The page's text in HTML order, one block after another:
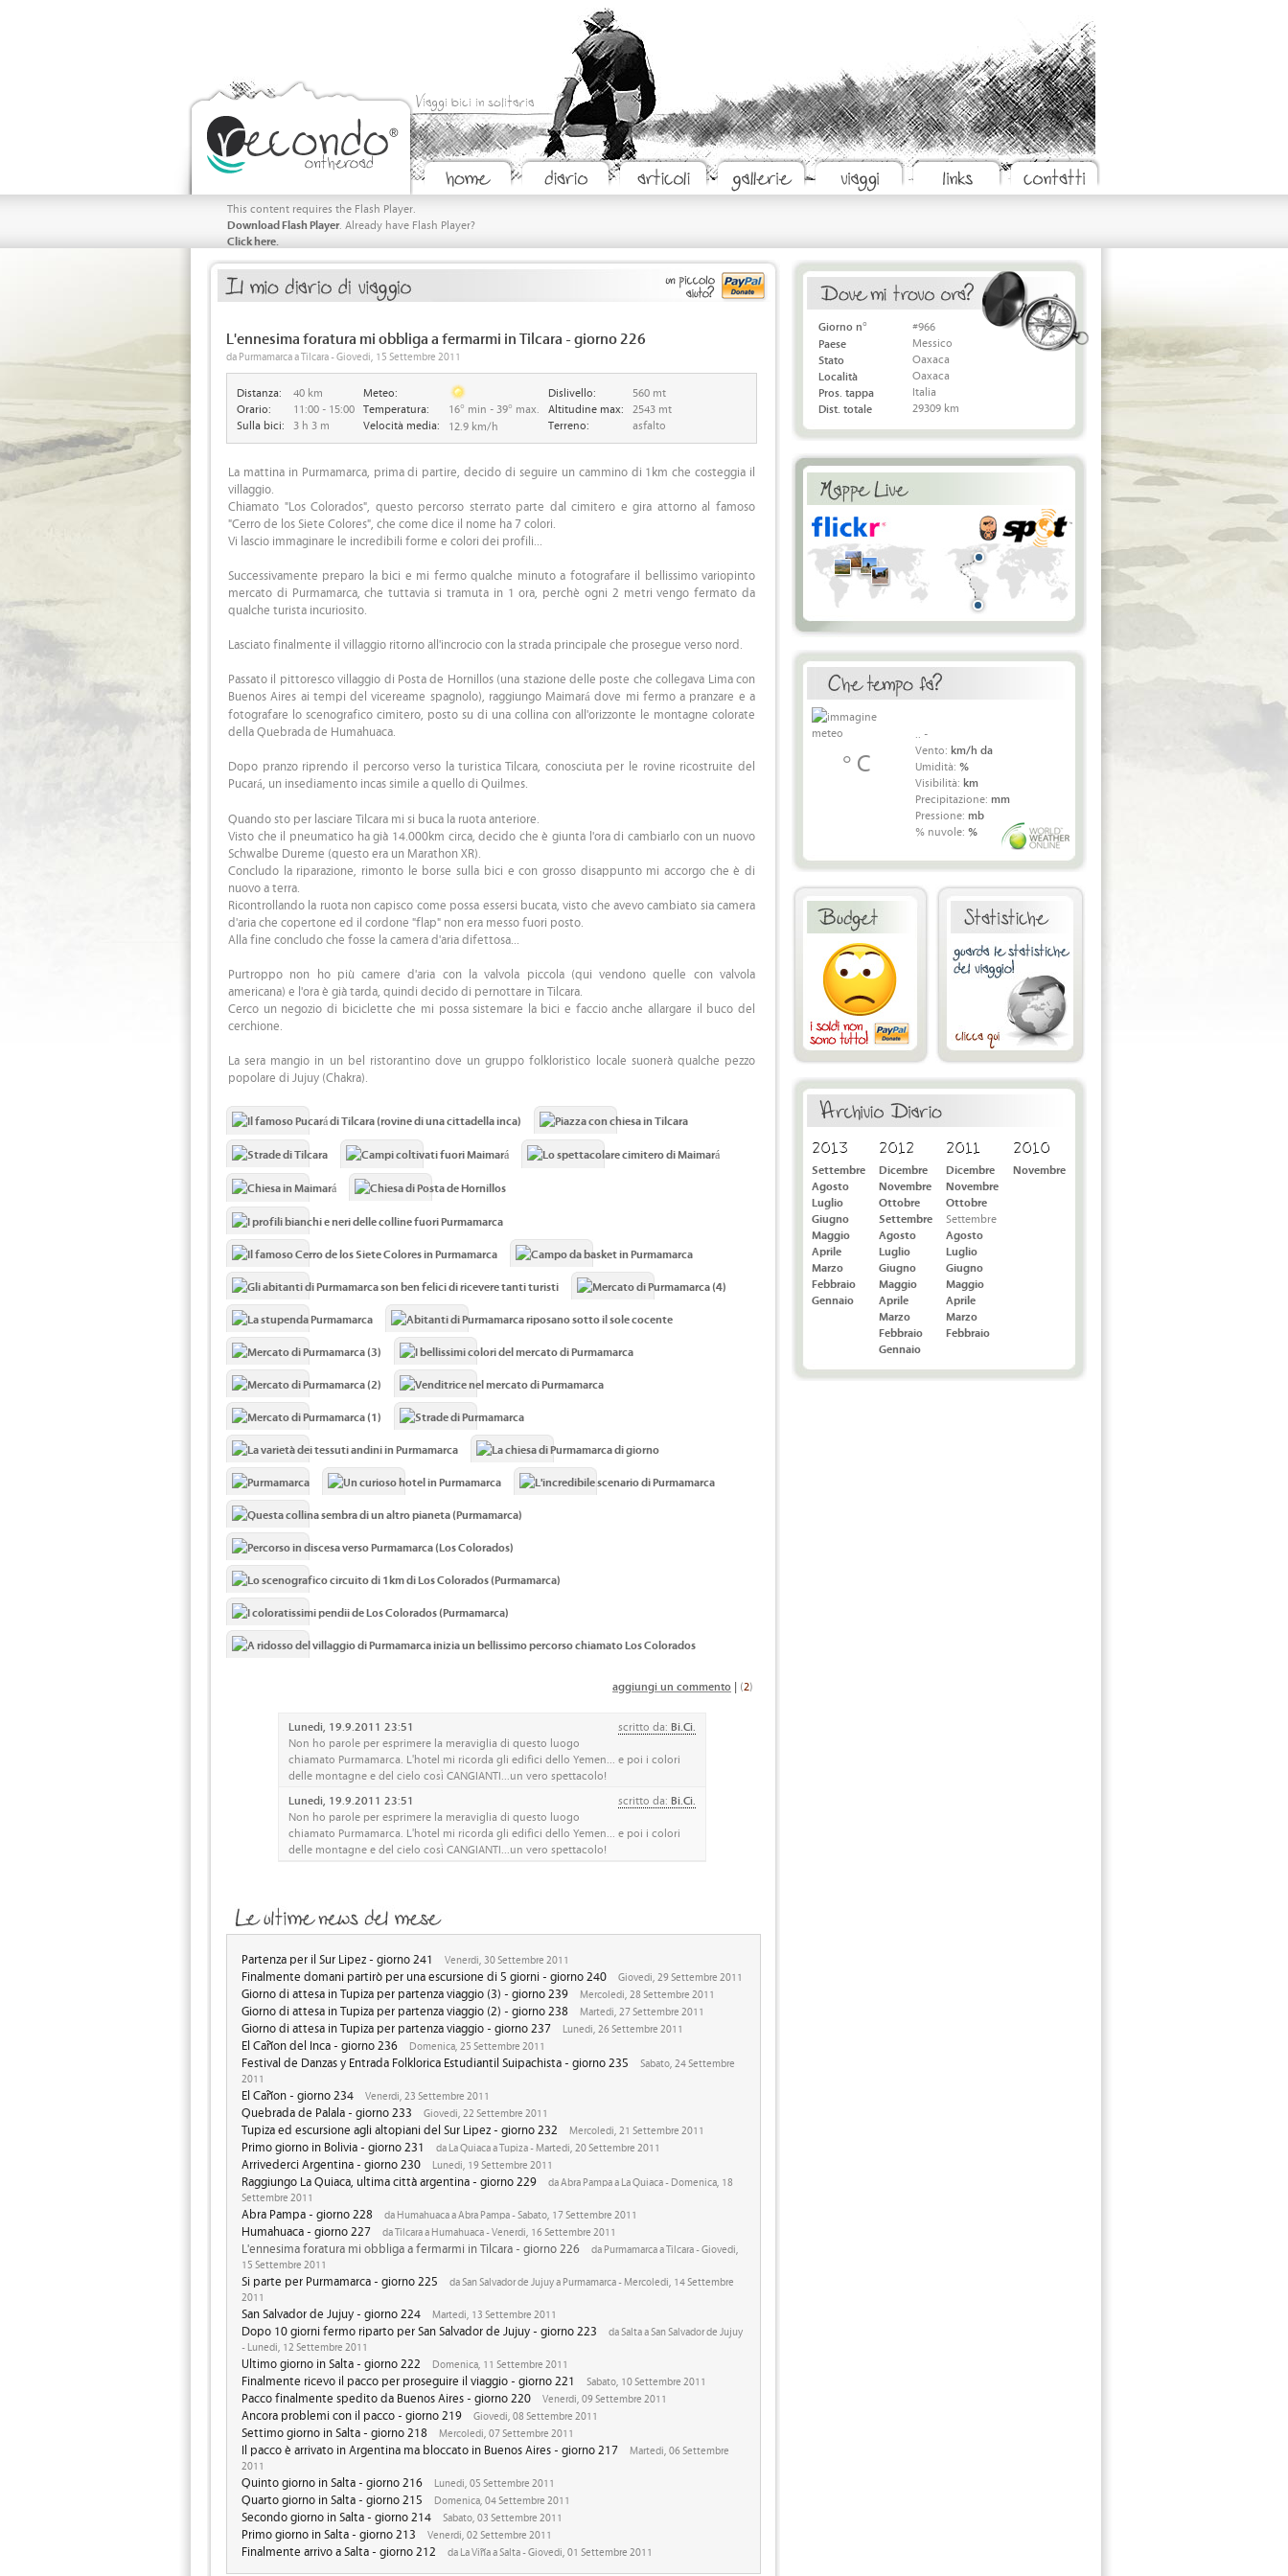
Viaggi bici in solitaria
This content requires the Flash Player.
Download Flash Player. Already have Flash Player?
Click here.
L'ennesima foratura mi obbliga a fermarmi in Tilcara - giorno 226
da Purmamarca a Tilcara - Giovedi, 15 Settembre 2011
Distanza:
Orario:
Sulla bici:
40 km
11:00 - 15:00
3 h 3 m
Meteo:
Temperatura:
Velocità media:
16° min - 39° max.
12.9 km/h
Dislivello:
Altitudine max:
Terreno:
560 mt
2543 mt
asfalto
La mattina in Purmamarca, prima di partire, decido di seguire un cammino di 1km che costeggia il
villaggio.
Chiamato "Los Colorados", questo percorso sterrato parte dal cimitero e gira attorno al famoso
"Cerro de los Siete Colores", che come dice il nome ha 7 colori.
Vi lascio immaginare le incredibili forme e colori dei profili...
Successivamente preparo la bici e mi fermo qualche minuto a fotografare il bellissimo variopinto
mercato di Purmamarca, che tuttavia si tramuta in 1 ora, perchè ogni 2 metri vengo fermato da
qualche turista incuriosito.
Lasciato finalmente il villaggio ritorno all'incrocio con la strada principale che prosegue verso nord.
Passato il pittoresco villaggio di Posta de Hornillos (una stazione delle poste che collegava Lima con
Buenos Aires ai tempi del vicereame spagnolo), raggiungo Maimará dove mi fermo a pranzare e a
fotografare lo scenografico cimitero, posto su di una collina con all'orizzonte le montagne colorate
della Quebrada de Humahuaca.
Dopo pranzo riprendo il percorso verso la turistica Tilcara, conosciuta per le rovine ricostruite del
Pucará, un insediamento incas simile a quello di Quilmes.
Quando sto per lasciare Tilcara mi si buca la ruota anteriore.
Visto che il pneumatico ha già 14.000km circa, decido che è giunta l'ora di cambiarlo con un nuovo
Schwalbe Dureme (questo era un Marathon XR).
Concludo la riparazione, rimonto le borse sulla bici e con grosso disappunto mi accorgo che è di
nuovo a terra.
Ricontrollando la ruota non capisco come possa essersi bucata, visto che avevo cambiato sia camera
d'aria che copertone ed il cordone "flap" non era messo fuori posto.
Alla fine concludo che fosse la camera d'aria difettosa...
Purtroppo non ho più camere d'aria con la valvola piccola (qui vendono quelle con valvola
americana) e l'ora è già tarda, quindi decido di pernottare in Tilcara.
Cerco un negozio di biciclette che mi possa sistemare la bici e faccio anche allargare il buco del
cerchione.
La sera mangio in un bel ristorantino dove un gruppo folkloristico locale suonerà qualche pezzo
popolare di Jujuy (Chakra).
aggiungi un commento | (2)
Lunedi, 19.9.2011 23:51 scritto da: Bi.Ci.
Non ho parole per esprimere la meraviglia di questo luogo
chiamato Purmamarca. L'hotel mi ricorda gli edifici dello Yemen... e poi i colori
delle montagne e del cielo così CANGIANTI...un vero spettacolo!
Lunedi, 19.9.2011 23:51
scritto da: Bi.Ci.
Non ho parole per esprimere la meraviglia di questo luogo
chiamato Purmamarca. L'hotel mi ricorda gli edifici dello Yemen... e poi i colori
delle montagne e del cielo così CANGIANTI...un vero spettacolo!
Partenza per il Sur Lipez - giorno 241 Venerdi, 30 Settembre 2011
Finalmente domani partirò per una escursione di 5 giorni - giorno 240 Giovedi, 29 Settembre 2011
Giorno di attesa in Tupiza per partenza viaggio (3) - giorno 239 Mercoledi, 28 Settembre 2011
Giorno di attesa in Tupiza per partenza viaggio (2) - giorno 238 Martedi, 27 Settembre 2011
Giorno di attesa in Tupiza per partenza viaggio - giorno 237 Lunedi, 26 Settembre 2011
El Cañon del Inca - giorno 236 Domenica, 25 Settembre 2011
Festival de Danzas y Entrada Folklorica Estudiantil Suipachista - giorno 235
Sabato, 24 Settembre
2011
El Cañon - giorno 234 Venerdi, 23 Settembre 2011
Quebrada de Palala - giorno 233 Giovedi, 22 Settembre 2011
Tupiza ed escursione agli altopiani del Sur Lipez - giorno 232 Mercoledi, 21 Settembre 2011
Primo giorno in Bolivia - giorno 231 da La Quiaca a Tupiza - Martedi, 20 Settembre 2011
Arrivederci Argentina - giorno 230 Lunedi, 19 Settembre 2011
Raggiungo La Quiaca, ultima città argentina - giorno 229
da Abra Pampa a La Quiaca - Domenica, 18
Settembre 2011
Abra Pampa - giorno 228 da Humahuaca a Abra Pampa - Sabato, 17 Settembre 2011
Humahuaca - giorno 227 da Tilcara a Humahuaca - Venerdi, 16 Settembre 2011
L'ennesima foratura mi obbliga a fermarmi in Tilcara - giorno 226
da Purmamarca a Tilcara - Giovedi,
15 Settembre 2011
Si parte per Purmamarca - giorno 225
da San Salvador de Jujuy a Purmamarca - Mercoledi, 14 Settembre
2011
San Salvador de Jujuy - giorno 224 Martedi, 13 Settembre 2011
Dopo 10 giorni fermo riparto per San Salvador de Jujuy - giorno 223
da Salta a San Salvador de Jujuy
- Lunedi, 12 Settembre 2011
Ultimo giorno in Salta - giorno 222 Domenica, 11 Settembre 2011
Finalmente ricevo il pacco per proseguire il viaggio - giorno 221 Sabato, 10 Settembre 2011
Pacco finalmente spedito da Buenos Aires - giorno 220 Venerdi, 09 Settembre 2011
Ancora problemi con il pacco - giorno 219 Giovedi, 08 Settembre 2011
Settimo giorno in Salta - giorno 218 Mercoledi, 07 Settembre 2011
Il pacco è arrivato in Argentina ma bloccato in Buenos Aires - giorno 217
Martedi, 06 Settembre
2011
Quinto giorno in Salta - giorno 216 Lunedi, 05 Settembre 2011
Quarto giorno in Salta - giorno 215 Domenica, 04 Settembre 2011
Secondo giorno in Salta - giorno 214 Sabato, 03 Settembre 2011
Primo giorno in Salta - giorno 213 Venerdi, 02 Settembre 2011
Finalmente arrivo a Salta - giorno 212 da La Viña a Salta - Giovedi, 01 Settembre 2011
Giorno n°
Paese
Stato
Località
Pros. tappa
Dist. totale
#966
Messico
Oaxaca
Oaxaca
Italia
29309 km
° C
.. -
Vento: km/h da
Umidità: %
Visibilità: km
Precipitazione: mm
Pressione: mb
% nuvole: %
2013
Settembre
Agosto
Luglio
Giugno
Maggio
Aprile
Marzo
Febbraio
Gennaio
2012
Dicembre
Novembre
Ottobre
Settembre
Agosto
Luglio
Giugno
Maggio
Aprile
Marzo
Febbraio
Gennaio
2011
Dicembre
Novembre
Ottobre
Settembre
Agosto
Luglio
Giugno
Maggio
Aprile
Marzo
Febbraio
2010
Novembre